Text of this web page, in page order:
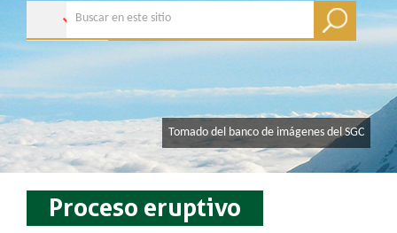
​​Tomado del banco de imágenes del SGC
Proceso eruptivo